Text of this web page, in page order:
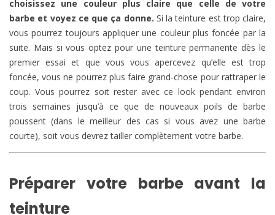
choisissez une couleur plus claire que celle de votre
barbe et voyez ce que ça donne. Si la teinture est trop claire,
vous pourrez toujours appliquer une couleur plus foncée par la
suite. Mais si vous optez pour une teinture permanente dès le
premier essai et que vous vous apercevez qu’elle est trop
foncée, vous ne pourrez plus faire grand-chose pour rattraper le
coup. Vous pourrez soit rester avec ce look pendant environ
trois semaines jusqu’à ce que de nouveaux poils de barbe
poussent (dans le meilleur des cas si vous avez une barbe
courte), soit vous devrez tailler complètement votre barbe.
Préparer votre barbe avant la
teinture